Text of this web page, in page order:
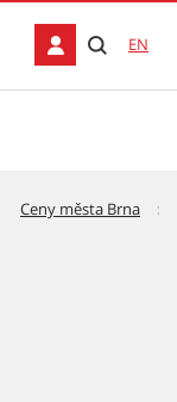
EN
Ceny města Brna